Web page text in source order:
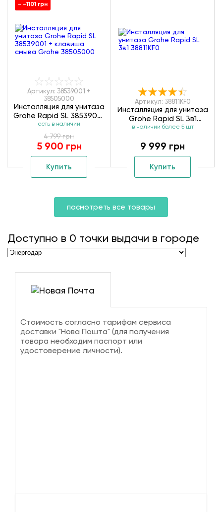
- -1101 грн
Артикул: 38539001 +
38505000
Инсталляция для унитаза
Grohe Rapid SL 38539001
+ клавиша смыва Grohe
38505000
есть в наличии
4 799 грн
5 900 грн
Купить
Артикул: 38811KF0
Инсталляция для унитаза
Grohe Rapid SL 3в1
38811KF0
в наличии более 5 шт
9 999 грн
Купить
посмотреть все товары
Доступно в 0 точки выдачи в городе
Стоимость согласно тарифам сервиса
доставки "Нова Пошта" (для получения
товара необходим паспорт или
удостоверение личности).